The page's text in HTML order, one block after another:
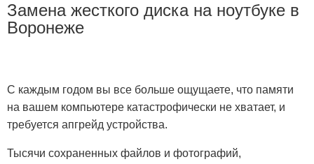
Замена жесткого диска на ноутбуке в
Воронеже
С каждым годом вы все больше ощущаете, что памяти
на вашем компьютере катастрофически не хватает, и
требуется апгрейд устройства.
Тысячи сохраненных файлов и фотографий,